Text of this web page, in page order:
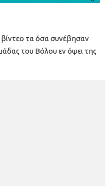
τα όσα συνέβησαν
του Βόλου εν όψει της